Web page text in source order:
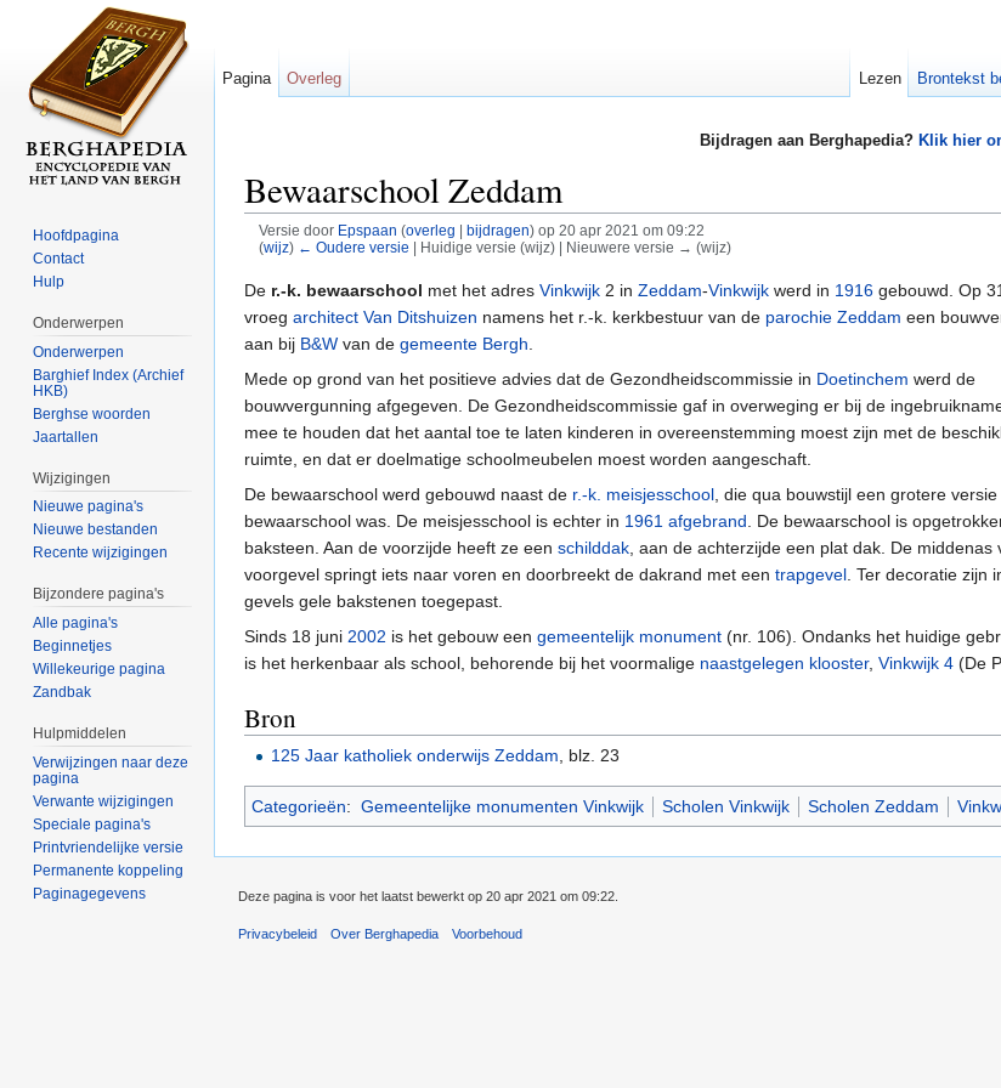
Bijdragen aan Berghapedia? Klik hier
Bewaarschool Zeddam
Versie door Epspaan (overleg bijdragen)op 20 apr 2021 om 09:22
(wijz) ← Oudere versie | Huidige versie (wijz) | Nieuwere versie → (wijz)
De r.-k. bewaarschool met het adres Vinkwijk 2 in Zeddam-Vinkwijk werd in 1916 gebouwd. Op
vroeg architect Van Ditshuizen namens het r.-k. kerkbestuur van de parochie Zeddam een
aan bij B&W van de gemeente Bergh
Mede op grond van het positieve advies dat de Gezondheidscommissie in Doetinchem werd de
bouwvergunning afgegeven. De Gezondheidscommissie gaf in overweging er bij de
mee te houden dat het aantal toe te laten kinderen in overeenstemming moest zijn met de
ruimte, en dat er doelmatige schoolmeubelen moest worden aangeschaft.
De bewaarschool werd gebouwd naast de r.-k. meisjesschool , die qua bouwstijl een grotere
bewaarschool was. De meisjesschool is echter in 1961 afgebrand . De bewaarschool is
baksteen. Aan de voorzijde heeft ze een schilddak , aan de achterzijde een plat dak. De middenas
voorgevel springt iets naar voren en doorbreekt de dakrand met een trapgevel . Ter decoratie zijn
gevels gele bakstenen toegepast.
Sinds 18 juni 2002 is het gebouw een gemeentelijk monument (nr. 106). Ondanks het huidige
is het herkenbaar als school, behorende bij het voormalige naastgelegen klooster, Vinkwijk 4 (De
Bron
125 Jaar katholiek onderwijs Zeddam , blz. 23
Categorieën: Gemeentelijke monumenten Vinkwijk Scholen Vinkwijk Scholen Zeddam
Pagina Overleg Lezen Brontekst
Hoofdpagina
Contact
Hulp
Onderwerpen
Onderwerpen
Barghief Index (Archief
HKB)
Berghse woorden
Jaartallen
Wijzigingen
Nieuwe pagina's
Nieuwe bestanden
Recente wijzigingen
Bijzondere pagina's
Alle pagina's
Beginnetjes
Willekeurige pagina
Zandbak
Hulpmiddelen
Verwijzingen naar deze
pagina
Verwante wijzigingen
Speciale pagina's
Printvriendelijke versie
Permanente koppeling
Paginagegevens
Deze pagina is voor het laatst bewerkt op 20 apr 2021 om 09:22.
Privacybeleid Over Berghapedia Voorbehoud